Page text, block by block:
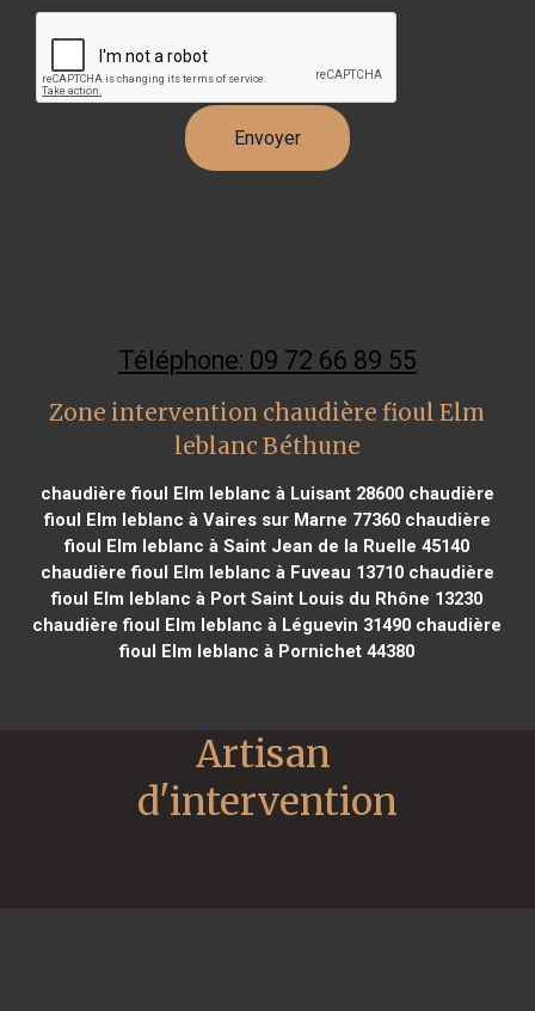
Téléphone: 09 72 66 89 55
Zone intervention chaudière fioul Elm
leblanc Béthune
chaudière fioul Elm leblanc à Luisant 28600chaudière
fioul Elm leblanc à Vaires sur Marne 77360chaudière
fioul Elm leblanc à Saint Jean de la Ruelle 45140
chaudière fioul Elm leblanc à Fuveau 13710chaudière
fioul Elm leblanc à Port Saint Louis du Rhône 13230
chaudière fioul Elm leblanc à Léguevin 31490 chaudière
fioul Elm leblanc à Pornichet 44380
Artisan
d'intervention